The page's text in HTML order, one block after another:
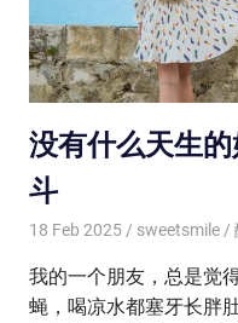
没有什么天生
斗
18 Feb 2025 sweetsmile
我的一个朋友，总是觉
蝇，喝凉水都塞牙长胖